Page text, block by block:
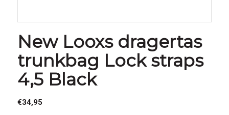
New Looxs dragertas
trunkbag Lock straps
4,5 Black
€34,95